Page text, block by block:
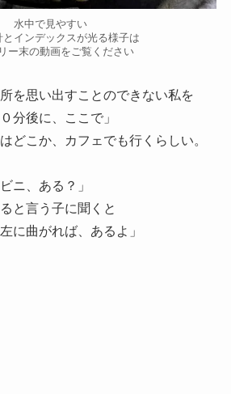
水中で見やすい
とインデックスが光る様子は
ー末の動画をご覧ください
を思い出すことのできない私を
分後に、ここで」
どこか、カフェでも行くらしい。
ニ、ある？」
と言う子に聞くと
に曲がれば、あるよ」